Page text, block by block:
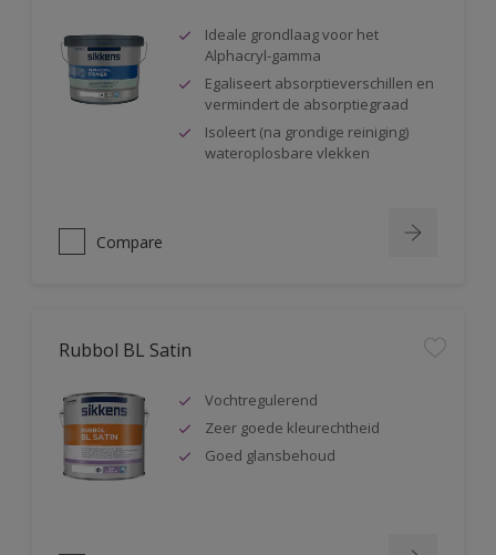
Ideale grondlaag voor het
Alphacryl-gamma
Egaliseert absorptieverschillen en
vermindert de absorptiegraad
Isoleert (na grondige reiniging)
wateroplosbare vlekken
Compare
Rubbol BL Satin
Vochtregulerend
Zeer goede kleurechtheid
Goed glansbehoud